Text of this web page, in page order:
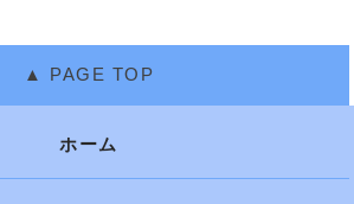
ホーム